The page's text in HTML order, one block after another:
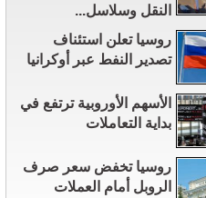
النقل وسلاسل...
روسيا تعلن استئناف
تصدير النفط عبر أوكرانيا
الأسهم الأوروبية ترتفع في
بداية التعاملات
روسيا تخفض سعر صرف
الروبل أمام العملات